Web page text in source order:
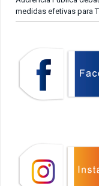
medidas efetivas para